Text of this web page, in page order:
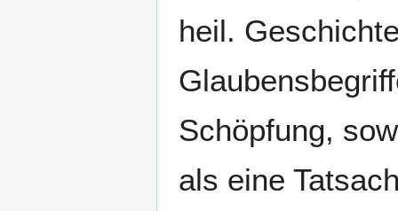
heil.
Schöpfung,
als eine